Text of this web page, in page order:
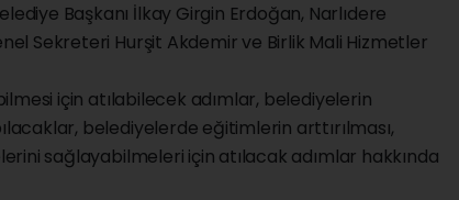
Başkanı İlkay Girgin Erdoğan, Narlıdere
Sekreteri Hurşit Akdemir ve Birlik Mali Hizmetler
için atılabilecek adımlar, belediyelerin
belediyelerde eğitimlerin arttırılması,
sağlayabilmeleri için atılacak adımlar hakkında